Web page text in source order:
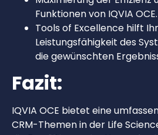
Funktionen von IQVIA OCE.
Tools of Excellence hilft
Leistungsfähigkeit des
die gewünschten
Fazit:
IQVIA OCE bietet eine
CRM-Themen in der Life